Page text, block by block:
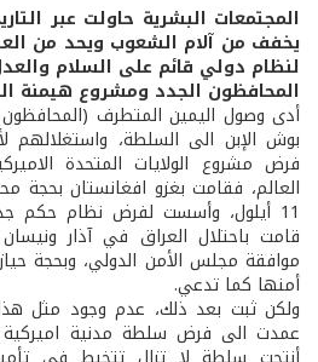
المجتمعات البشرية حاولت عبر
يخفف من آلام الشعوب ويحد من
لنظام دولي قائم على السلام
المحافظون الجدد ومشروع هيمنة
أدى وصول اليمين المتطرف
فرض مشروع الولايات المتحدة
العالم، فقامت بغزو افغانستان بحجة
11 أيلول، وأسست لفرض نظام حكم
موافقة مجلس الأمن الدولي، وبحجة
أمنها كما تدعي.
ولكن ثبت بعد ذلك، عدم وجود مثل هذا
عمدت الى فرض سلطة مدنية